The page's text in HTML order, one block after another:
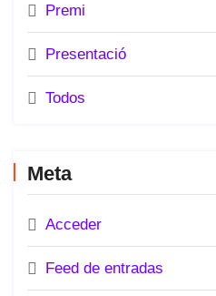
Premi
Presentació
Todos
Meta
Acceder
Feed de entradas